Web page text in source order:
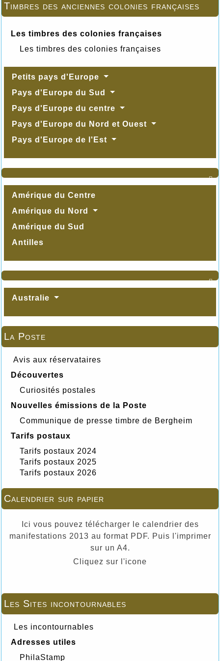
Timbres des anciennes colonies françaises
Les timbres des colonies françaises
Les timbres des colonies françaises
Petits pays d'Europe
Pays d'Europe du Sud
Pays d'Europe du centre
Pays d'Europe du Nord et Ouest
Pays d'Europe de l'Est

Amérique du Centre
Amérique du Nord
Amérique du Sud
Antilles

Australie
La Poste
Avis aux réservataires
Découvertes
Curiosités postales
Nouvelles émissions de la Poste
Communique de presse timbre de Bergheim
Tarifs postaux
Tarifs postaux 2024
Tarifs postaux 2025
Tarifs postaux 2026
Calendrier sur papier
Ici vous pouvez télécharger le calendrier des
manifestations 2013 au format PDF. Puis l'imprimer
sur un A4.
Cliquez sur l'icone
Les Sites incontournables
Les incontournables
Adresses utiles
PhilaStamp